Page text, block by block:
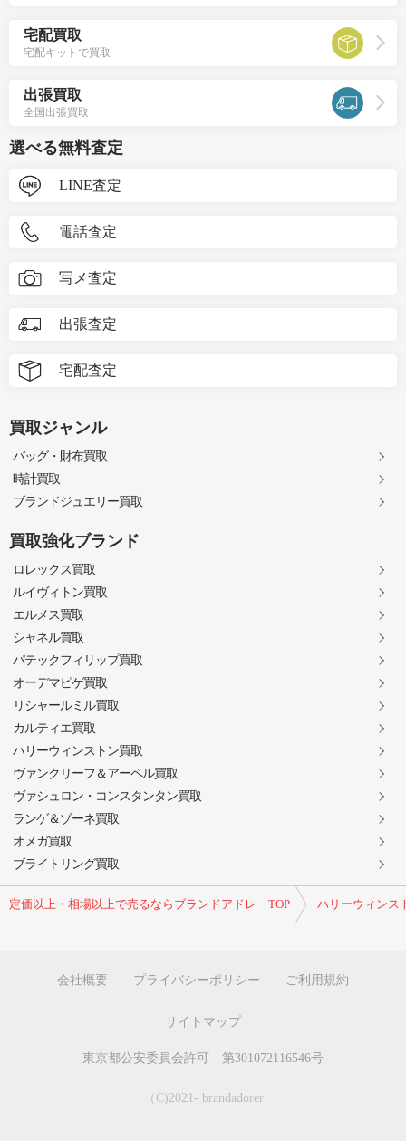
定価以上・相場以上で売るならブランドアドレ TOP ハリーウィンス
宅配買取
宅配キットで買取
出張買取
全国出張買取
選べる無料査定
LINE査定
電話査定
写メ査定
出張査定
宅配査定
買取ジャンル
バッグ・財布買取
時計買取
ブランドジュエリー買取
買取強化ブランド
ロレックス買取
ルイヴィトン買取
エルメス買取
シャネル買取
パテックフィリップ買取
オーデマピゲ買取
リシャールミル買取
カルティエ買取
ハリーウィンストン買取
ヴァンクリーフ＆アーペル買取
ヴァシュロン・コンスタンタン買取
ランゲ＆ゾーネ買取
オメガ買取
ブライトリング買取
会社概要 プライバシーポリシー ご利用規約
サイトマップ
東京都公安委員会許可 第301072116546号
（C)2021- brandadorer